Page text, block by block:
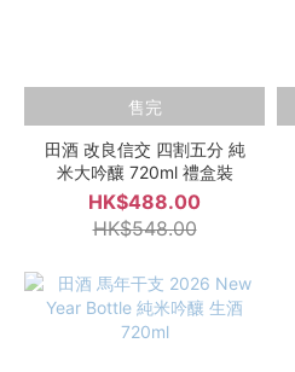
售完
田酒 改良信交 四割五分 純
米大吟釀 720ml 禮盒裝
HK$488.00
HK$548.00